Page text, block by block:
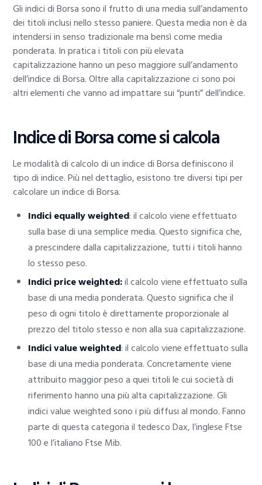
Gli indici di Borsa sono il frutto di una media sull’andamento
dei titoli inclusi nello stesso paniere. Questa media non è da
intendersi in senso tradizionale ma bensì come media
ponderata. In pratica i titoli con più elevata
capitalizzazione hanno un peso maggiore sull’andamento
dell’indice di Borsa. Oltre alla capitalizzazione ci sono poi
altri elementi che vanno ad impattare sui “punti” dell’indice.
Indice di Borsa come si calcola
Le modalità di calcolo di un indice di Borsa definiscono il
tipo di indice. Più nel dettaglio, esistono tre diversi tipi per
calcolare un indice di Borsa.
Indici equally weighted: il calcolo viene effettuato
sulla base di una semplice media. Questo significa che,
a prescindere dalla capitalizzazione, tutti i titoli hanno
lo stesso peso.
Indici price weighted:il calcolo viene effettuato sulla
base di una media ponderata. Questo significa che il
peso di ogni titolo è direttamente proporzionale al
prezzo del titolo stesso e non alla sua capitalizzazione.
Indici value weighted: il calcolo viene effettuato sulla
base di una media ponderata. Concretamente viene
attribuito maggior peso a quei titoli le cui società di
riferimento hanno una più alta capitalizzazione. Gli
indici value weighted sono i più diffusi al mondo. Fanno
parte di questa categoria il tedesco Dax, l’inglese Ftse
100 e l’italiano Ftse Mib.